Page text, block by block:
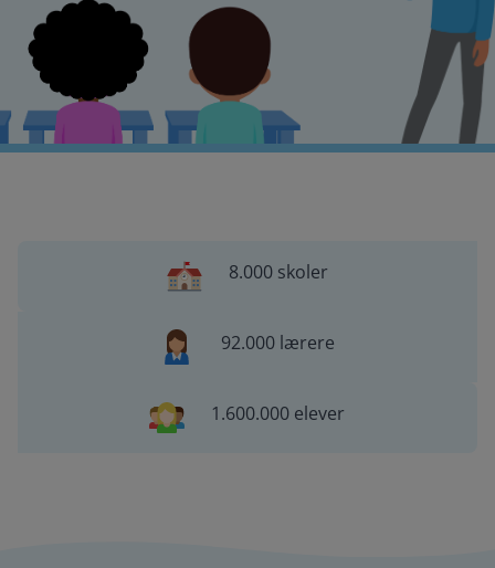
8.000 skoler
92.000 lærere
1.600.000 elever